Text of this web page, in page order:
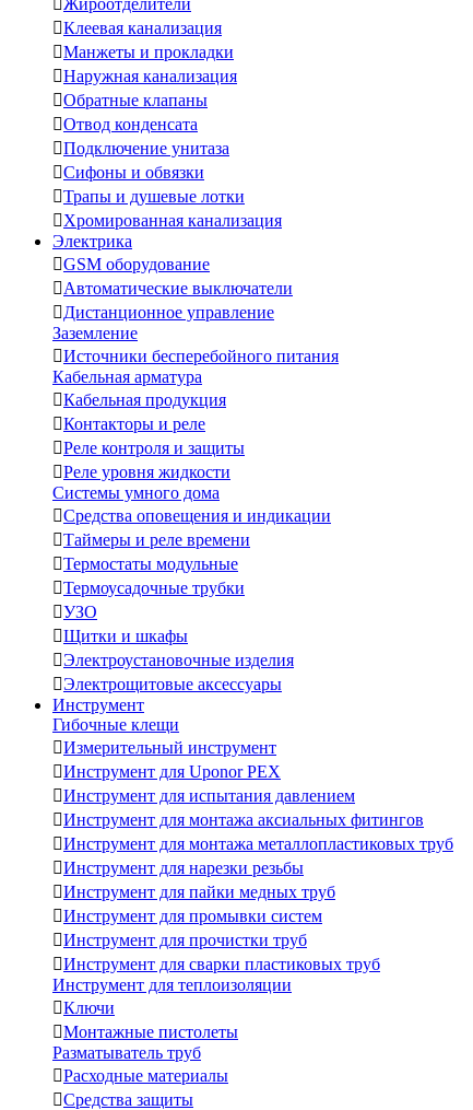
Жироотделители
Клеевая канализация
Манжеты и прокладки
Наружная канализация
Обратные клапаны
Отвод конденсата
Подключение унитаза
Сифоны и обвязки
Трапы и душевые лотки
Хромированная канализация
Электрика
GSM оборудование
Автоматические выключатели
Дистанционное управление
Заземление
Источники бесперебойного питания
Кабельная арматура
Кабельная продукция
Контакторы и реле
Реле контроля и защиты
Реле уровня жидкости
Системы умного дома
Средства оповещения и индикации
Таймеры и реле времени
Термостаты модульные
Термоусадочные трубки
УЗО
Щитки и шкафы
Электроустановочные изделия
Электрощитовые аксессуары
Инструмент
Гибочные клещи
Измерительный инструмент
Инструмент для Uponor PEX
Инструмент для испытания давлением
Инструмент для монтажа аксиальных фитингов
Инструмент для монтажа металлопластиковых труб
Инструмент для нарезки резьбы
Инструмент для пайки медных труб
Инструмент для промывки систем
Инструмент для прочистки труб
Инструмент для сварки пластиковых труб
Инструмент для теплоизоляции
Ключи
Монтажные пистолеты
Разматыватель труб
Расходные материалы
Средства защиты